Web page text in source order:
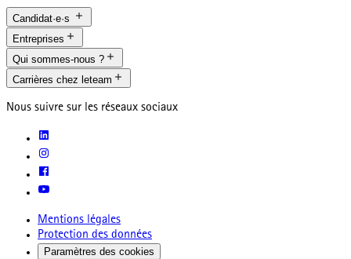
Candidat·e·s
Entreprises
Qui sommes-nous ?
Carrières chez leteam
Nous suivre sur les réseaux sociaux
Mentions légales
Protection des données
Paramètres des cookies